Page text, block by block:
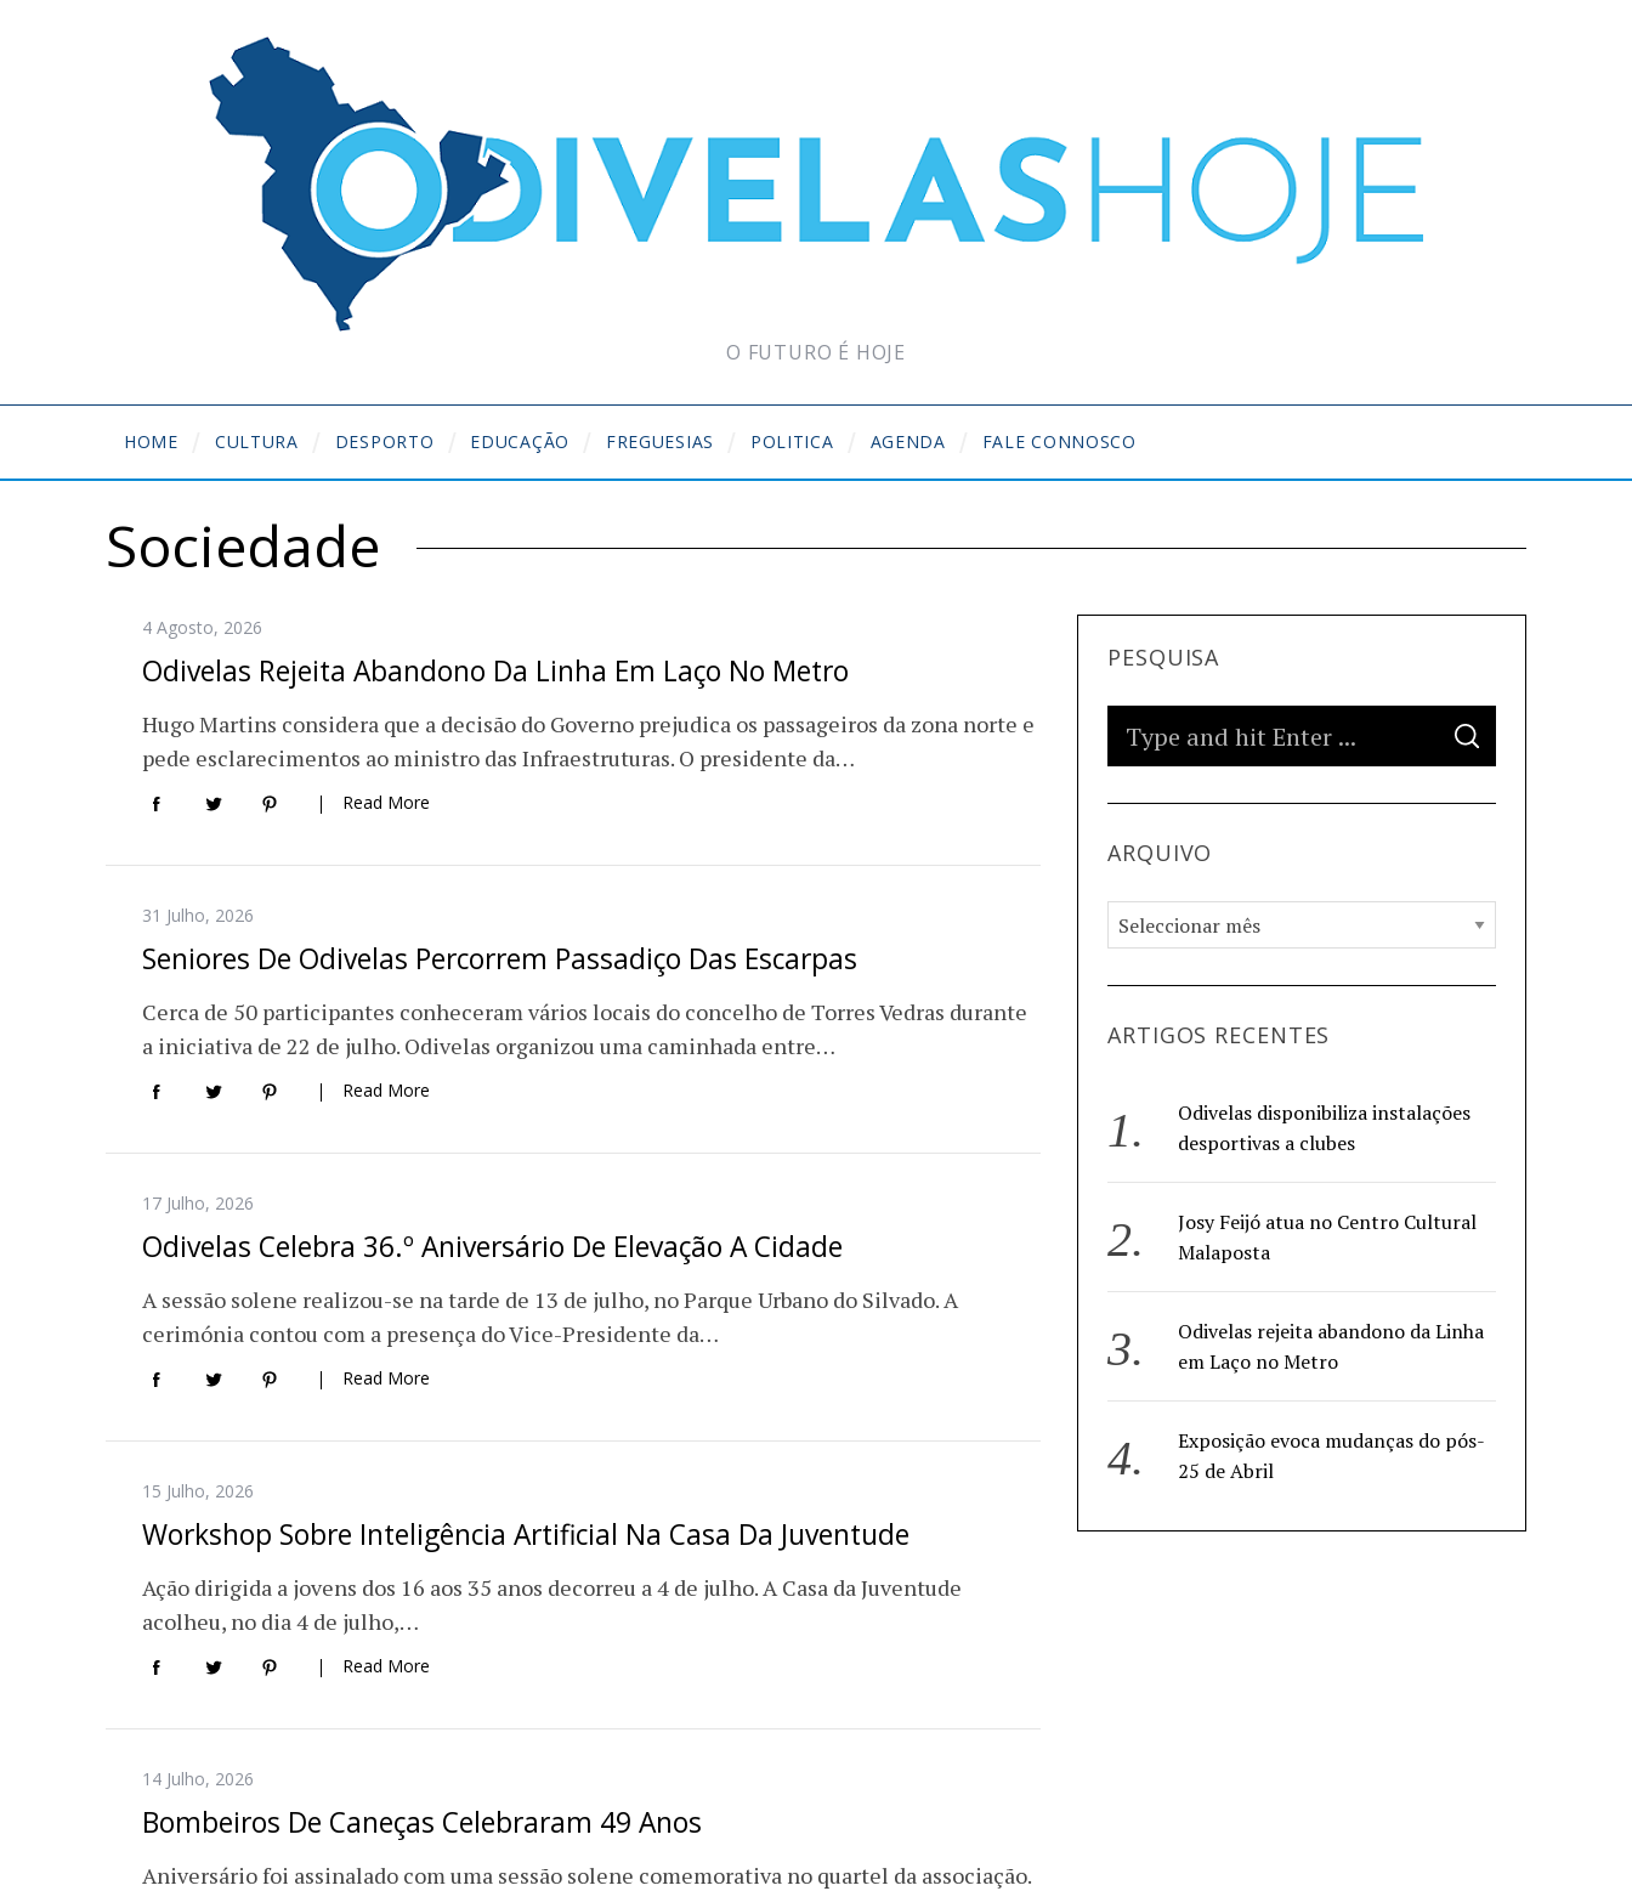
O FUTURO É HOJE
HOME CULTURA DESPORTO EDUCAÇÃO FREGUESIAS POLITICA AGENDA FALE CONNOSCO
Sociedade
4 Agosto, 2026
Odivelas Rejeita Abandono Da Linha Em Laço No Metro
Hugo Martins considera que a decisão do Governo prejudica os passageiros da zona norte e
pede esclarecimentos ao ministro das Infraestruturas. O presidente da…
Read More
31 Julho, 2026
Seniores De Odivelas Percorrem Passadiço Das Escarpas
Cerca de 50 participantes conheceram vários locais do concelho de Torres Vedras durante
a iniciativa de 22 de julho. Odivelas organizou uma caminhada entre…
Read More
17 Julho, 2026
Odivelas Celebra 36.º Aniversário De Elevação A Cidade
A sessão solene realizou-se na tarde de 13 de julho, no Parque Urbano do Silvado. A
cerimónia contou com a presença do Vice-Presidente da…
Read More
15 Julho, 2026
Workshop Sobre Inteligência Artificial Na Casa Da Juventude
Ação dirigida a jovens dos 16 aos 35 anos decorreu a 4 de julho. A Casa da Juventude
acolheu, no dia 4 de julho,…
Read More
14 Julho, 2026
Bombeiros De Caneças Celebraram 49 Anos
Aniversário foi assinalado com uma sessão solene comemorativa no quartel da associação.
PESQUISA
ARQUIVO
ARTIGOS RECENTES
Odivelas disponibiliza instalações
desportivas a clubes
Josy Feijó atua no Centro Cultural
Malaposta
Odivelas rejeita abandono da Linha
em Laço no Metro
Exposição evoca mudanças do pós-
25 de Abril